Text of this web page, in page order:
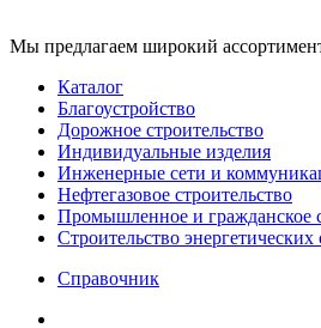
Мы предлагаем широкий
Каталог
Благоустройство
Дорожное строительство
Индивидуальные изделия
Инженерные сети и
Нефтегазовое строительство
Промышленное и гражданское
Строительство энергетических
Справочник